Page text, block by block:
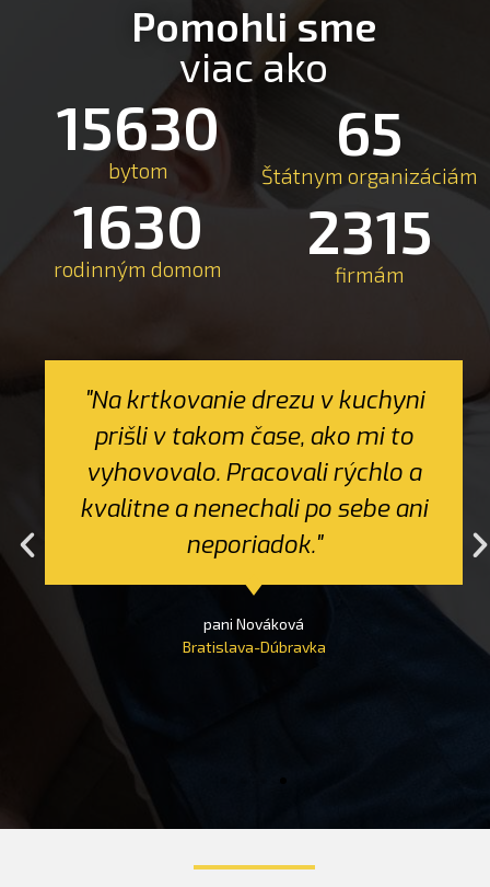
Pomohli sme
viac ako
15630
bytom
65
Štátnym organizáciám
1630
rodinným domom
2315
firmám
"Na krtkovanie drezu v kuchyni
prišli v takom čase, ako mi to
vyhovovalo. Pracovali rýchlo a
kvalitne a nenechali po sebe ani
neporiadok."
pani Nováková
Bratislava-Dúbravka